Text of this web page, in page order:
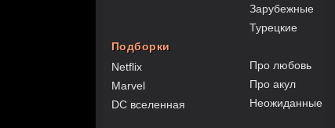
Подборки
Netflix
Marvel
DC вселенная
Зарубежные
Турецкие
Про любовь
Про акул
Неожиданные